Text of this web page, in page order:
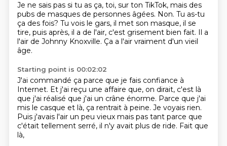
Je ne sais pas si tu as ça, toi, sur ton TikTok, mais des
pubs de masques de personnes âgées. Non. Tu as-tu
ça des fois? Tu vois le gars, il met son masque, il se
tire, puis après, il a de l'air, c'est grisement bien fait. Il a
l'air de Johnny Knoxville. Ça a l'air vraiment d'un vieil
âge.
Starting point is 00:02:02
J'ai commandé ça parce que je fais confiance à
Internet. Et j'ai reçu une affaire que, on dirait, c'est là
que j'ai réalisé que j'ai un crâne énorme. Parce que j'ai
mis le casque et là, ça rentrait à peine. Je voyais rien.
Puis j'avais l'air un peu vieux mais pas tant parce que
c'était tellement serré, il n'y avait plus de ride. Fait que
là,